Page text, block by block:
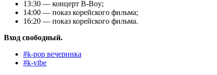
13:30 — концерт B-Boy;
14:00 — показ корейского фильма;
16:20 — показ корейского фильма.
Вход свободный.
#k-pop вечеринка
#k-vibe